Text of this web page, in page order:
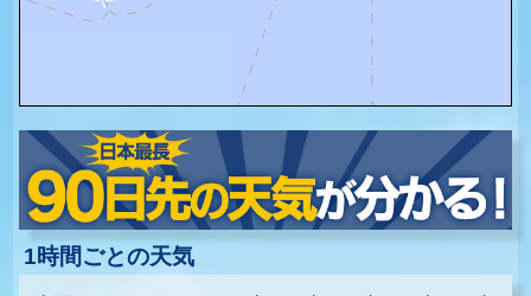
1時間ごとの天気